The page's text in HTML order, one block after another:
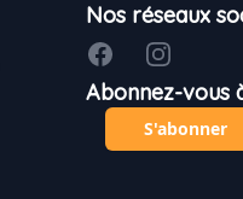
Nos réseaux
FacebookInstagram
Abonnez-vous
S'abonner